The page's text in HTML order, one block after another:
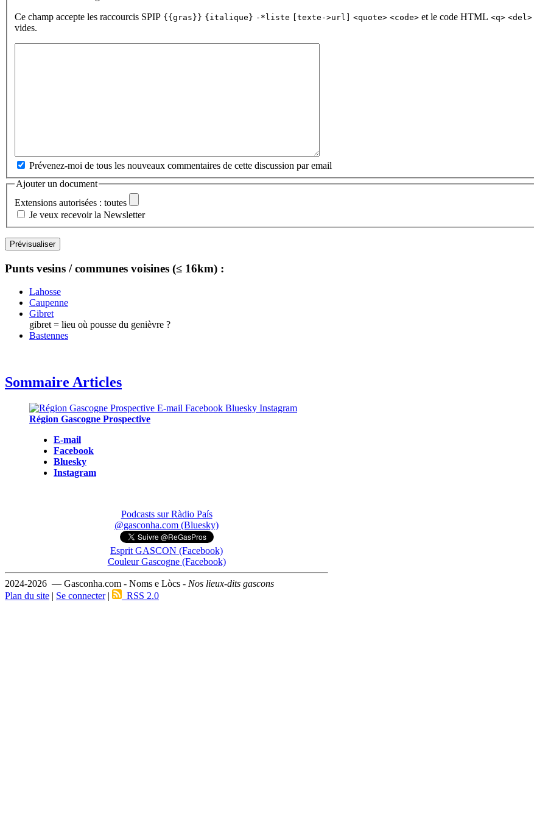
Ce champ accepte les raccourcis SPIP {{gras}} {italique} -*liste [texte->url] <quote> <code> et le code HTML <q> <del>
vides.
Prévenez-moi de tous les nouveaux commentaires de cette discussion par email
Ajouter un document
Extensions autorisées : toutes
Je veux recevoir la Newsletter
Punts vesins / communes voisines (≤ 16km) :
Lahosse
Caupenne
Gibret
gibret = lieu où pousse du genièvre ?
Bastennes
Sommaire Articles
Région Gascogne Prospective
E-mail
Facebook
Bluesky
Instagram
Podcasts sur Ràdio País
@gasconha.com (Bluesky)
Esprit GASCON (Facebook)
Couleur Gascogne (Facebook)
2024-2026 — Gasconha.com - Noms e Lòcs - Nos lieux-dits gascons
Plan du site | Se connecter| RSS 2.0